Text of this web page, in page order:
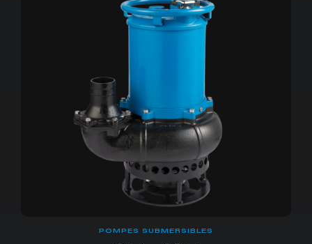
POMPES SUBMERSIBLES